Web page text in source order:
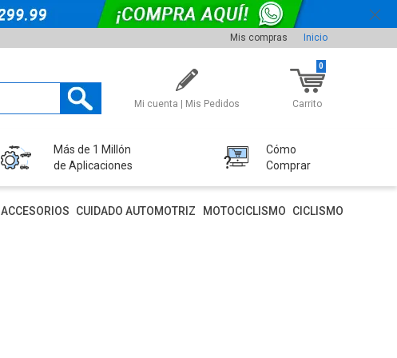
Mis compras Inicio
Mi cuenta | Mis Pedidos Carrito
0
Más de 1 Millón
de Aplicaciones
Cómo
Comprar
ACCESORIOS CUIDADO AUTOMOTRIZ MOTOCICLISMO CICLISMO